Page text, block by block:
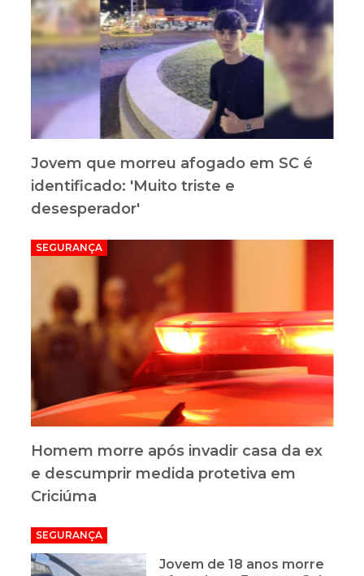
Jovem que morreu afogado em SC é
identificado: 'Muito triste e
desesperador'
SEGURANÇA
Homem morre após invadir casa da ex
e descumprir medida protetiva em
Criciúma
SEGURANÇA
Jovem de 18 anos morre